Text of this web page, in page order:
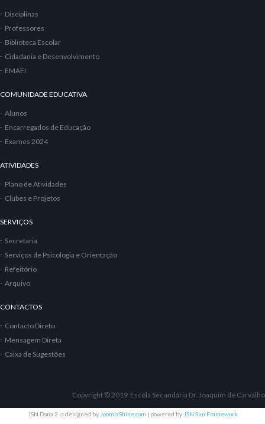
Disciplinas
Professores
Biblioteca Escolar
Cidadania e Desenvolvimento
EMAEI
COMUNIDADE EDUCATIVA
Alunos
Encarregados de Educação
Exames 2024
ATIVIDADES
Plano de Atividades
Clubes e Projetos
SERVIÇOS
Secretaria
Serviços de Psicologia e Orientação
Refeitório
Arquivo
CONTACTOS
Contacto Direto
Mensagem Direta
Caixa de Sugestões
Copyright © 2019 Escola Secundária Dr. Joaquim de Carvalho
JSN Dona 2 is designed by JoomlaShine.com | powered by JSN Sun Framework